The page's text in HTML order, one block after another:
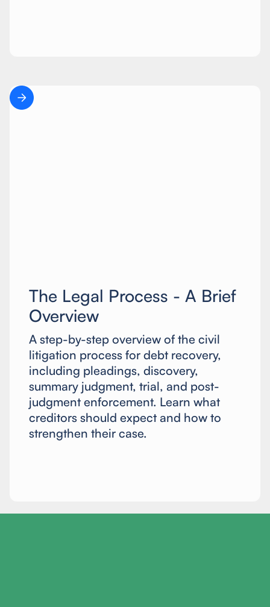
The Legal Process - A Brief
Overview
A step-by-step overview of the civil
litigation process for debt recovery,
including pleadings, discovery,
summary judgment, trial, and post-
judgment enforcement. Learn what
creditors should expect and how to
strengthen their case.